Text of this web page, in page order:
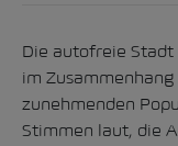
Die autofreie Stadt
im
zunehmenden
Stimmen laut, die